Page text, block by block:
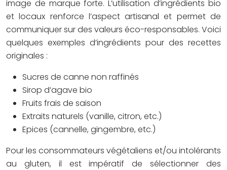
image de marque forte. L’utilisation d’ingrédients bio
et locaux renforce l’aspect artisanal et permet de
communiquer sur des valeurs éco-responsables. Voici
quelques exemples d’ingrédients pour des recettes
originales :
Sucres de canne non raffinés
Sirop d’agave bio
Fruits frais de saison
Extraits naturels (vanille, citron, etc.)
Epices (cannelle, gingembre, etc.)
Pour les consommateurs végétaliens et/ou intolérants
au gluten, il est impératif de sélectionner des